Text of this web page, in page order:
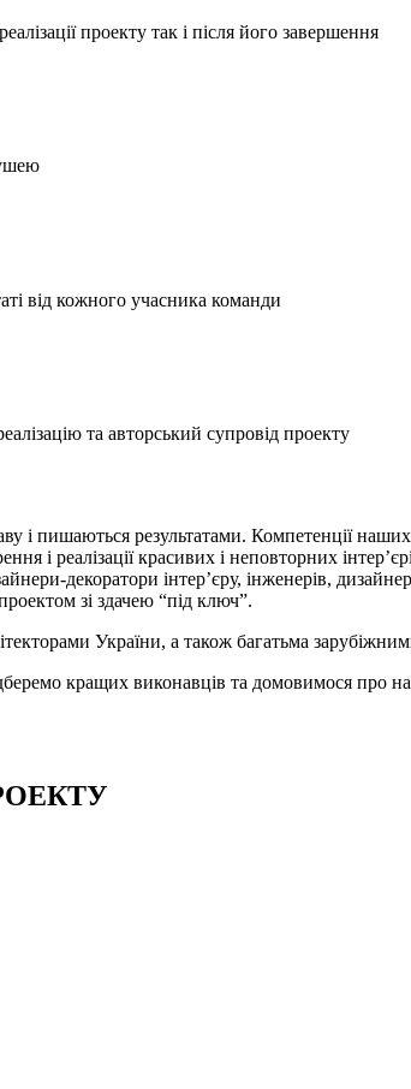
проекту так і після його завершення
від кожного учасника команди
та авторський супровід проекту
і пишаються результатами. Компетенції
і реалізації красивих і неповторних
декоратори інтер’єру, інженерів,
зі здачею “під ключ”.
України, а також багатьма
кращих виконавців та домовимося про